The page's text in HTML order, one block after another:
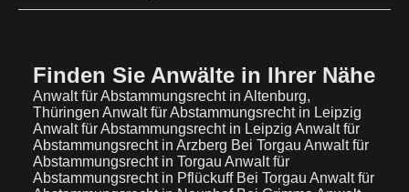
Finden Sie Anwälte in Ihrer Nähe
Anwalt für Abstammungsrecht in Altenburg,
Thüringen Anwalt für Abstammungsrecht in Leipzig
Anwalt für Abstammungsrecht in Leipzig Anwalt für
Abstammungsrecht in Arzberg Bei Torgau Anwalt für
Abstammungsrecht in Torgau Anwalt für
Abstammungsrecht in Pflückuff Bei Torgau Anwalt für